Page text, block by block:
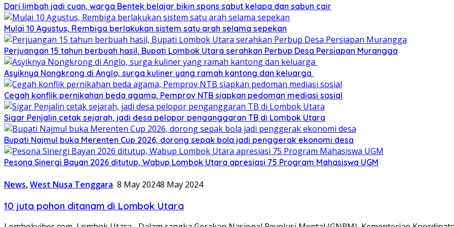
Dari limbah jadi cuan, warga Bentek belajar bikin spons sabut kelapa dan sabun cair
Mulai 10 Agustus, Rembiga berlakukan sistem satu arah selama sepekan
Perjuangan 15 tahun berbuah hasil, Bupati Lombok Utara serahkan Perbup Desa Persiapan Murangga
Asyiknya Nongkrong di Anglo, surga kuliner yang ramah kantong dan keluarga
Cegah konflik pernikahan beda agama, Pemprov NTB siapkan pedoman mediasi sosial
Sigar Penjalin cetak sejarah, jadi desa pelopor penganggaran TB di Lombok Utara
Bupati Najmul buka Merenten Cup 2026, dorong sepak bola jadi penggerak ekonomi desa
Pesona Sinergi Bayan 2026 ditutup, Wabup Lombok Utara apresiasi 75 Program Mahasiswa UGM
News,West Nusa Tenggara 8 May 20248 May 2024
10 juta pohon ditanam di Lombok Utara